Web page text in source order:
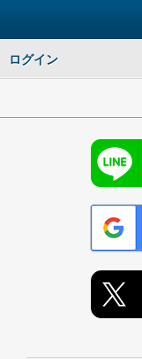
ログイン